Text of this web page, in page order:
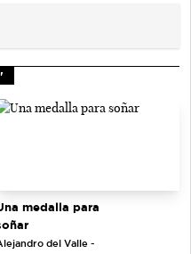
medalla para
del Valle -